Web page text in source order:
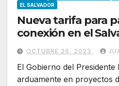
EL SALVADOR
Nueva tarifa para pasajeros en
conexión en el
OCTUBRE 26, 2023
El Gobierno del
arduamente en proyectos